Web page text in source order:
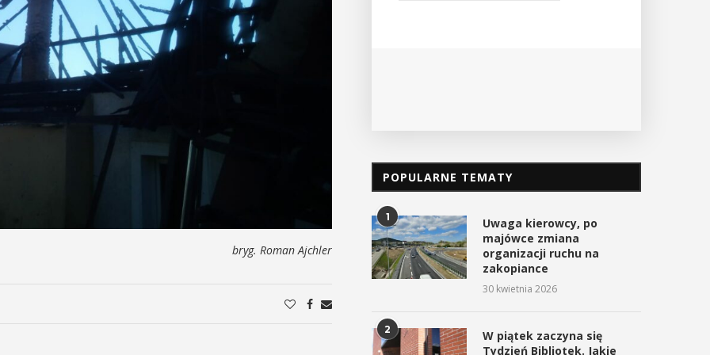
bryg. Roman Ajchler
POPULARNE TEMATY
1
Uwaga kierowcy, po
majówce zmiana
organizacji ruchu na
zakopiance
30 kwietnia 2026
2
W piątek zaczyna się
Tydzień Bibliotek. Jakie